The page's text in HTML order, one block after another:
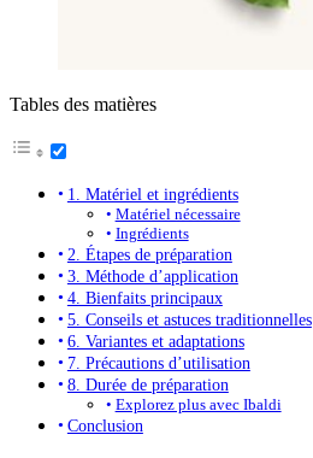
Tables des matières
1. Matériel et ingrédients
Matériel nécessaire
Ingrédients
2. Étapes de préparation
3. Méthode d’application
4. Bienfaits principaux
5. Conseils et astuces traditionnelles
6. Variantes et adaptations
7. Précautions d’utilisation
8. Durée de préparation
Explorez plus avec Ibaldi
Conclusion